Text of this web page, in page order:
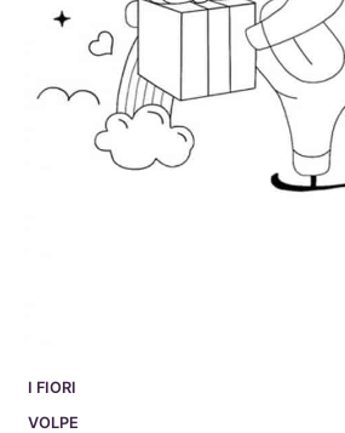
I FIORI
VOLPE